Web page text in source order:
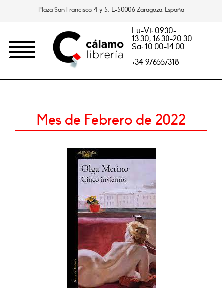
Plaza San Francisco, 4 y 5. E-50006 Zaragoza, España
Lu-Vi: 09.30-
13.30, 16.30-20.30
Sa: 10.00-14.00
+34 976557318
Mes de Febrero de 2022